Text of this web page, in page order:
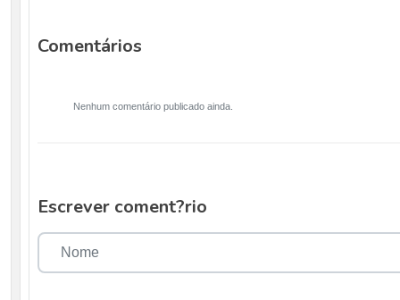
Comentários
Nenhum comentário publicado ainda.
Escrever coment?rio